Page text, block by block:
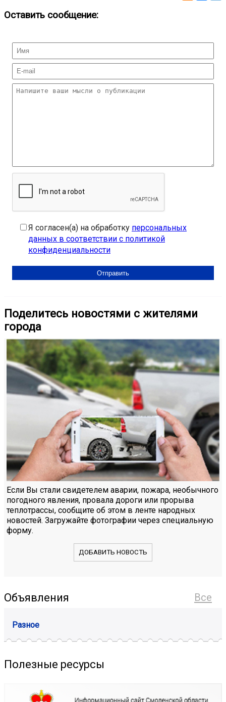
Оставить сообщение:
Я согласен(а) на обработку персональных
данных в соответствии с политикой
конфиденциальности
Поделитесь новостями с жителями
города
Если Вы стали свидетелем аварии, пожара, необычного
погодного явления, провала дороги или прорыва
теплотрассы, сообщите об этом в ленте народных
новостей. Загружайте фотографии через специальную
форму.
ДОБАВИТЬ НОВОСТЬ
Все
Объявления
Разное
Полезные ресурсы